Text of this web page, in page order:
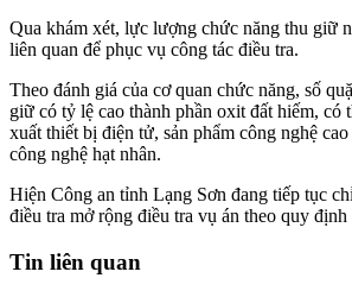
Qua khám xét, lực lượng chức năng thu giữ
liên quan để phục vụ công tác điều tra.
Theo đánh giá của cơ quan chức năng, số
giữ có tỷ lệ cao thành phần oxit đất hiếm, có
xuất thiết bị điện tử, sản phẩm công nghệ
công nghệ hạt nhân.
Hiện Công an tỉnh Lạng Sơn đang tiếp tục
điều tra mở rộng điều tra vụ án theo quy định
Tin liên quan